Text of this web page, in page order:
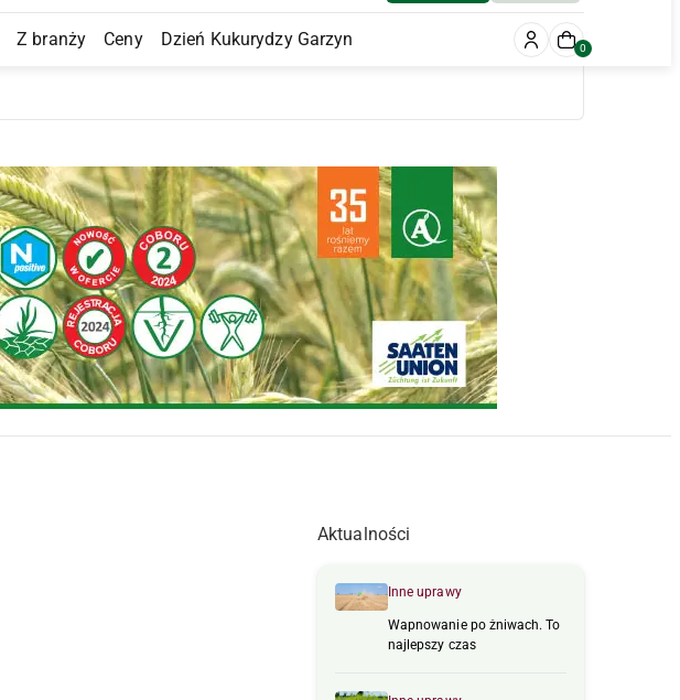
Z branży Ceny Dzień Kukurydzy Garzyn 0
Aktualności
Inne uprawy
Wapnowanie po żniwach. To
najlepszy czas